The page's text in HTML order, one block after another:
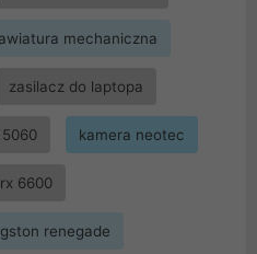
mechaniczna
zasilacz do laptopa
kamera neotec
6600
renegade